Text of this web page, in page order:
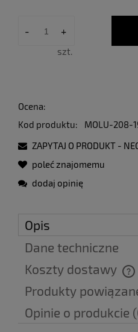
- +
szt.
Ocena:
Kod produktu:
MOLU-208-
ZAPYTAJ O PRODUKT -
poleć znajomemu
dodaj opinię
Opis
Dane techniczne
Koszty dostawy
Cena nie zawiera
Produkty
Opinie o produkcie